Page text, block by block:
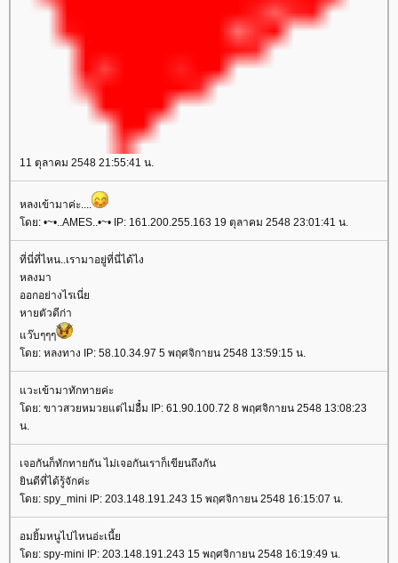
11 ตุลาคม 2548 21:55:41 น.
หลงเข้ามาค่ะ....
โดย: •~•..AMES..•~• IP: 161.200.255.163 19 ตุลาคม 2548 23:01:41 น.
ที่นี่ที่ไหน..เรามาอยู่ที่นี่ได้ไง
หลงมา
ออกอย่างไรเนี่ย
หายตัวดีก่า
แว๊บๆๆๆ
โดย: หลงทาง IP: 58.10.34.97 5 พฤศจิกายน 2548 13:59:15 น.
แวะเข้ามาทักทายค่ะ
โดย: ขาวสวยหมวยแต่ไม่อื๋ม IP: 61.90.100.72 8 พฤศจิกายน 2548 13:08:23
น.
เจอกันก็ทักทายกัน ไม่เจอกันเราก็เขียนถึงกัน
ยินดีที่ได้รู้จักค่ะ
โดย: spy_mini IP: 203.148.191.243 15 พฤศจิกายน 2548 16:15:07 น.
อมยิ้มหนูไปไหนอ่ะเนี้ย
โดย: spy-mini IP: 203.148.191.243 15 พฤศจิกายน 2548 16:19:49 น.